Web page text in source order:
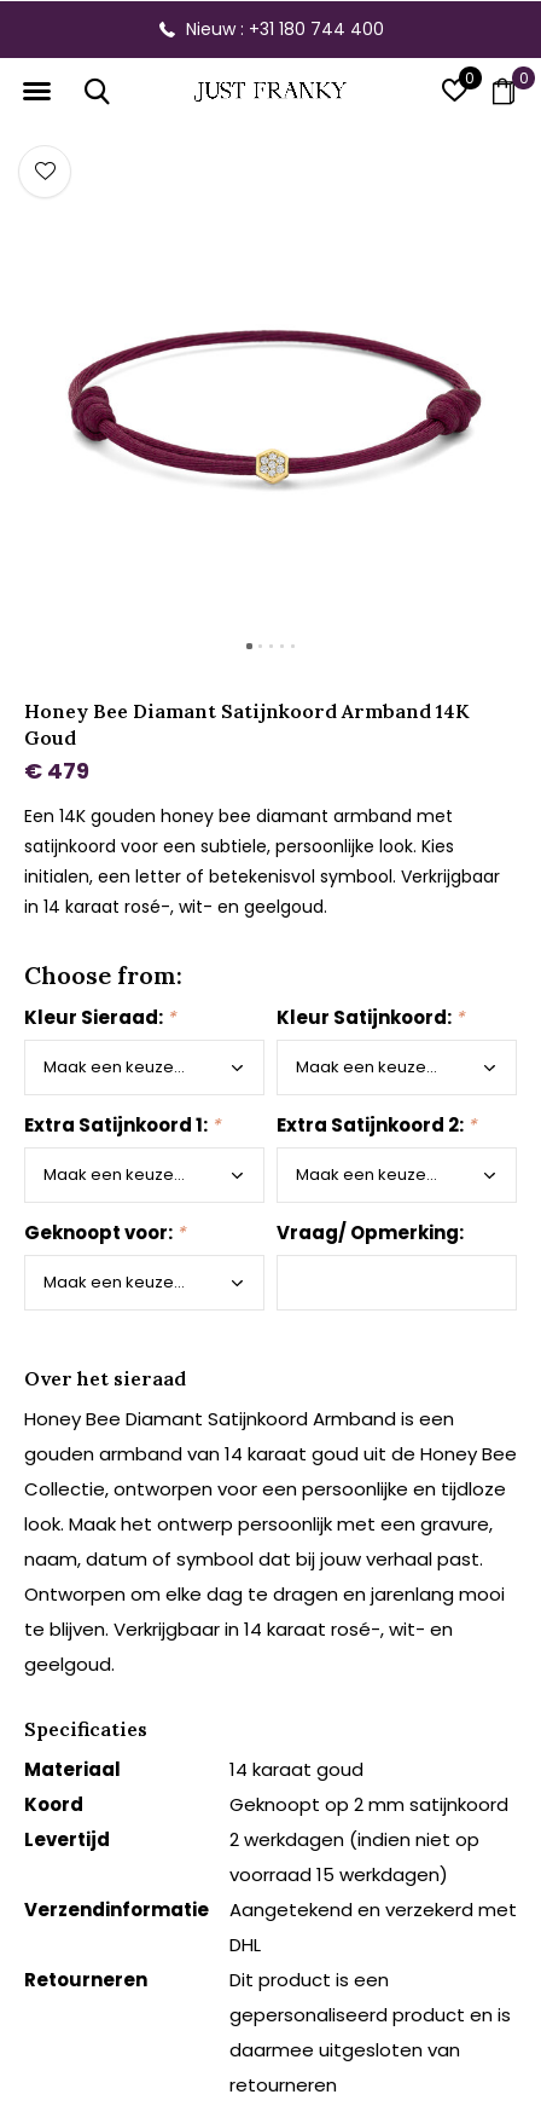
0 0
Nieuw : +31 180 744 400
Honey Bee Diamant Satijnkoord Armband 14K
Goud
€ 479
Een 14K gouden honey bee diamant armband met
satijnkoord voor een subtiele, persoonlijke look. Kies
initialen, een letter of betekenisvol symbool. Verkrijgbaar
in 14 karaat rosé-, wit- en geelgoud.
Choose from:
Kleur Sieraad: * Kleur Satijnkoord: *
Extra Satijnkoord 1: * Extra Satijnkoord 2: *
Geknoopt voor: * Vraag/ Opmerking:
Over het sieraad
Honey Bee Diamant Satijnkoord Armband is een
gouden armband van 14 karaat goud uit de Honey Bee
Collectie, ontworpen voor een persoonlijke en tijdloze
look. Maak het ontwerp persoonlijk met een gravure,
naam, datum of symbool dat bij jouw verhaal past.
Ontworpen om elke dag te dragen en jarenlang mooi
te blijven. Verkrijgbaar in 14 karaat rosé-, wit- en
geelgoud.
Specificaties
Materiaal
14 karaat goud
Koord
Geknoopt op 2 mm satijnkoord
Levertijd
2 werkdagen (indien niet op
voorraad 15 werkdagen)
Verzendinformatie
Aangetekend en verzekerd met
DHL
Retourneren
Dit product is een
gepersonaliseerd product en is
daarmee uitgesloten van
retourneren